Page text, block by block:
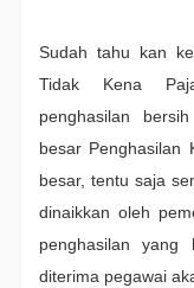
Sudah tahu kan
Tidak Kena
penghasilan
besar Penghasilan
besar, tentu saja
dinaikkan oleh
penghasilan
diterima pegawai